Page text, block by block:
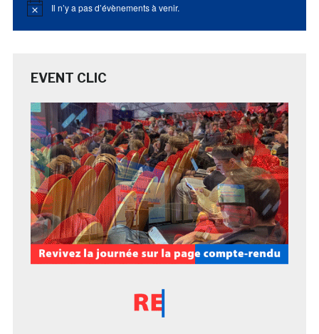
Notice Il n’y a pas d’évènements à venir.
EVENT CLIC